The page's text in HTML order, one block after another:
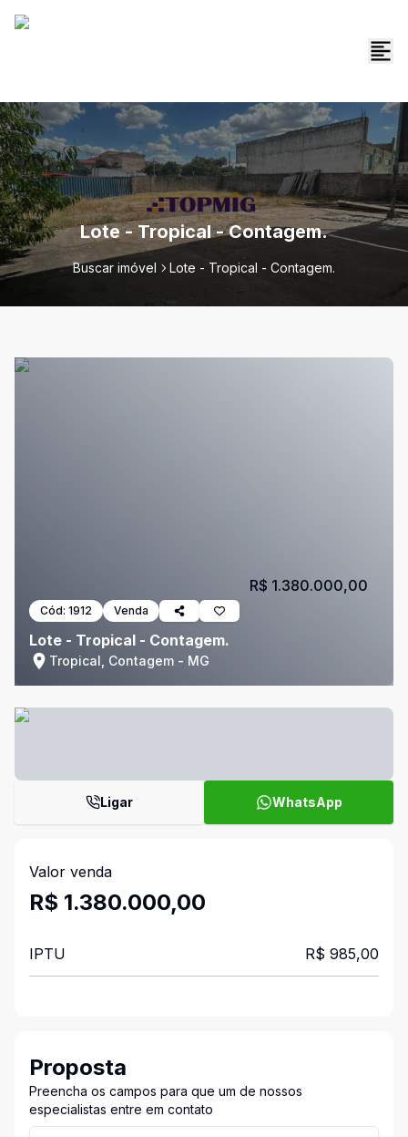
Lote - Tropical - Contagem.
Buscar imóvel Lote - Tropical - Contagem.
Cód: 1912 Venda
Lote - Tropical - Contagem.
Tropical, Contagem - MG
R$ 1.380.000,00
Ligar WhatsApp
Valor venda
R$ 1.380.000,00
IPTU R$ 985,00
Proposta
Preencha os campos para que um de nossos
especialistas entre em contato